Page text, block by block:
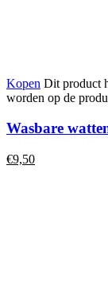
Kopen Dit product
worden op de
Wasbare
€9,50